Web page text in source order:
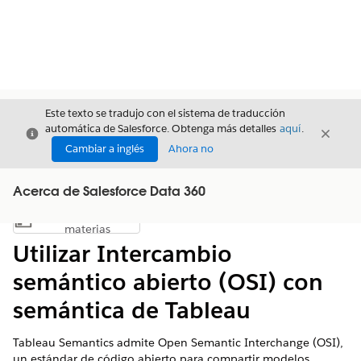
Cerrar
Este texto se tradujo con el sistema de traducción
automática de Salesforce. Obtenga más detalles aquí.
Cambiar a inglés
Ahora no
Cerrar
Acerca de Salesforce Data 360
Mostrar índice de materias
materias
Utilizar Intercambio
semántico abierto (OSI) con
semántica de Tableau
Tableau Semantics admite Open Semantic Interchange (OSI),